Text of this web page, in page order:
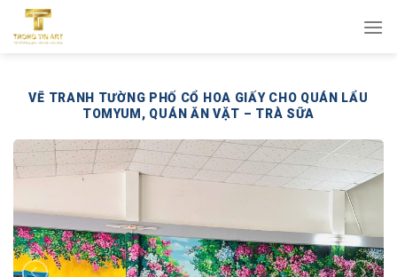
qua
VẼ TRANH TƯỜNG PHỐ CỔ HOA GIẤY CHO QUÁN LẨU
TOMYUM, QUÁN ĂN VẶT – TRÀ SỮA